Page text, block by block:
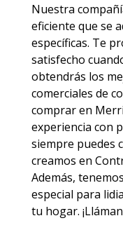
Nuestra
eficiente que se
específicas. Te
satisfecho
obtendrás los
comerciales de
comprar en
experiencia con
siempre puedes
creamos en
Además,
especial para
tu hogar.